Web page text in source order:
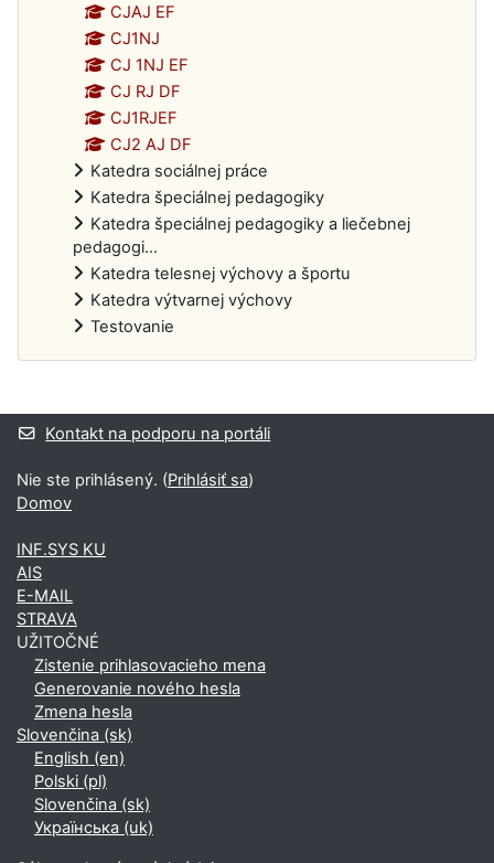
CJAJ EF
CJ1NJ
CJ 1NJ EF
CJ RJ DF
CJ1RJEF
CJ2 AJ DF
Katedra sociálnej práce
Katedra špeciálnej pedagogiky
Katedra špeciálnej pedagogiky a liečebnej
pedagogi...
Katedra telesnej výchovy a športu
Katedra výtvarnej výchovy
Testovanie
Dodatočné bloky
Kontakt na podporu na portáli
Nie ste prihlásený. (Prihlásiť sa)
Domov
INF.SYS KU
AIS
E-MAIL
STRAVA
UŽITOČNÉ
Zistenie prihlasovacieho mena
Generovanie nového hesla
Zmena hesla
Slovenčina ‎(sk)‎
English ‎(en)‎
Polski ‎(pl)‎
Slovenčina ‎(sk)‎
Українська ‎(uk)‎